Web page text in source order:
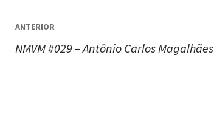
Navegação
de
ANTERIOR
NMVM #029 – Antônio Carlos Magalhães